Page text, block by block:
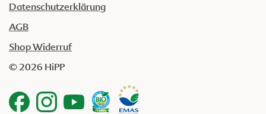
Datenschutzerklärung
AGB
Shop Widerruf
© 2026 HiPP